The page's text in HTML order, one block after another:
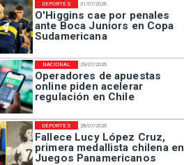
31/07/2026
O'Higgins cae por penales
ante Boca Juniors en Copa
Sudamericana
DEPORTES
29/07/2026
Operadores de apuestas
online piden acelerar
regulación en Chile
NACIONAL
28/07/2026
Fallece Lucy López Cruz,
primera medallista chilena en
Juegos Panamericanos
DEPORTES